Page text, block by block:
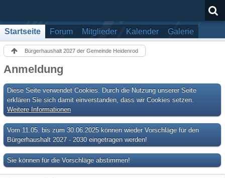
Startseite Forum Mitglieder Kalender Galerie
Bürgerhaushalt 2027 der Gemeinde Heidenrod
Anmeldung
Diese Seite verwendet Cookies. Durch die Nutzung unserer Seite
erklären Sie sich damit einverstanden, dass wir Cookies setzen.
Weitere Informationen
Vom 11.05. bis zum 30.06.2025 können wieder Vorschläge für den
Bürgerhaushalt 2027 - 2030 eingetragen werden!
Sie können für die Vorschläge abstimmen!